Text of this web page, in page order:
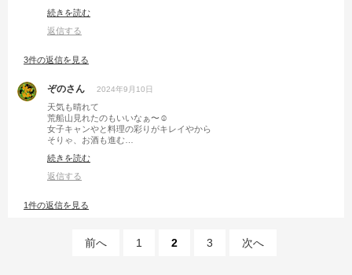
😍😍
あの1日では足りなかったくらい🥲
続きを読む
返信する
3件の返信を見る
ぞのさん 2024年9月10日
天気も晴れて
荒船山見れたのもいいなぁ〜☺️
女子キャンやと料理の彩りがキレイやから
そりゃ、お酒も進む…
続きを読む
返信する
1件の返信を見る
前へ 1 2 3 次へ